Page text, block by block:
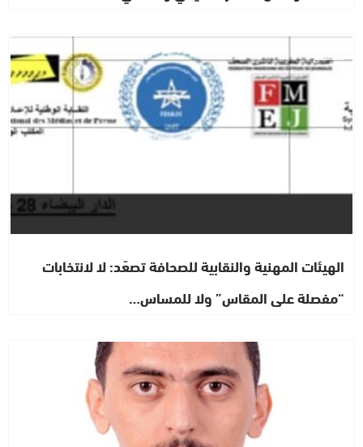
مجتمع
الهيئات المهنية والنقابية للصحافة تصعّد: لا لانتخابات
“مفصلة على المقاس” ولا للمساس…